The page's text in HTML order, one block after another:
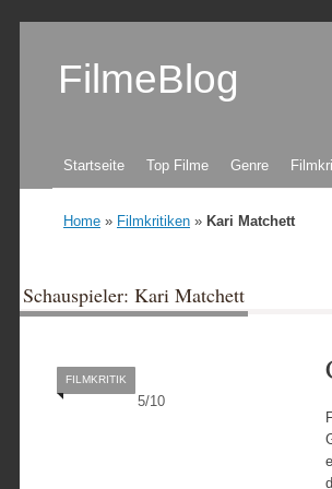
FilmeBlog
Zum Inhalt springen
Startseite Top Filme Genre
Home » Filmkritiken » Kari Matchett
Schauspieler: Kari Matchett
5/10
FILMKRITIK